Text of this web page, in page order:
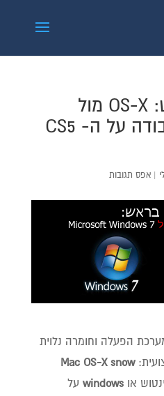
קרב ראש בראש: OS-X מול
Windows 7 בעבודה על ה- CS5
אפס תגובות
הפעלה וחומרה נלוית
Mac OS-X snow
או windows על